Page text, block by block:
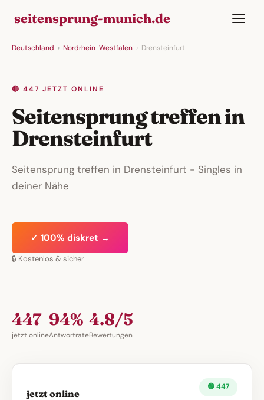
seitensprung-munich.de
Deutschland › Nordrhein-Westfalen › Drensteinfurt
🔴 447 JETZT ONLINE
Seitensprung treffen in
Drensteinfurt
Seitensprung treffen in Drensteinfurt - Singles in
deiner Nähe
✓ 100% diskret →
🔒 Kostenlos & sicher
447
jetzt online
94%
Antwortrate
4.8/5
Bewertungen
jetzt online
🟢 447